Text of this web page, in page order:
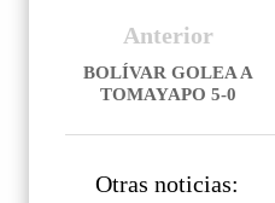
Anterior
BOLÍVAR GOLEA A
TOMAYAPO 5-0
Otras noticias: